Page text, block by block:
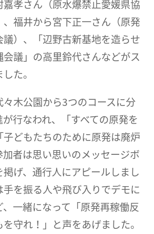
孝さん（原水爆禁止愛媛県協
福井から宮下正一さん（原発
）、「辺野古新基地を造らせ
議」の高里鈴代さんなどがス
た。
木公園から3つのコースに分
行なわれ、「すべての原発を
どもたちのために原発は廃炉
者は思い思いのメッセージボ
げ、通行人にアピールしまし
を振る人や飛び入りでデモに
一緒になって「原発再稼働反
守れ！」と声をあげました。